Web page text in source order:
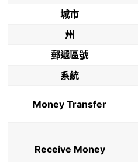
城市
州
郵遞區號
系統
Money Transfer
Receive Money